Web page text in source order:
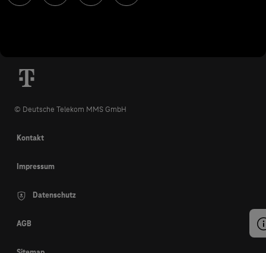
© Deutsche Telekom MMS GmbH
Kontakt
Impressum
Datenschutz
AGB